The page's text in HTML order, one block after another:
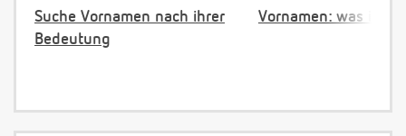
Suche Vornamen nach ihrer
Bedeutung
Vornamen: was ist